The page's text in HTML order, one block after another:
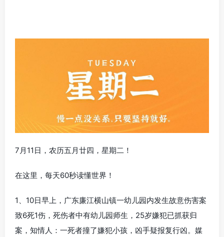
7月11日，农历五月廿四，星期二！
在这里，每天60秒读懂世界！
1、10日早上，广东廉江横山镇一幼儿园内发生故意伤害案
致6死1伤，死伤者中有幼儿园师生，25岁嫌犯已抓获归
案，知情人：一死者撞了嫌犯小孩，凶手疑报复行凶。媒